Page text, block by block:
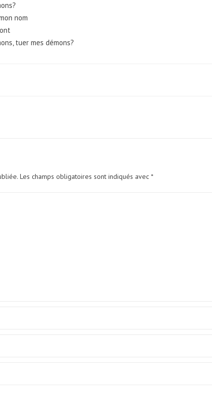
nom
tuer mes démons?
Les champs obligatoires sont indiqués avec *